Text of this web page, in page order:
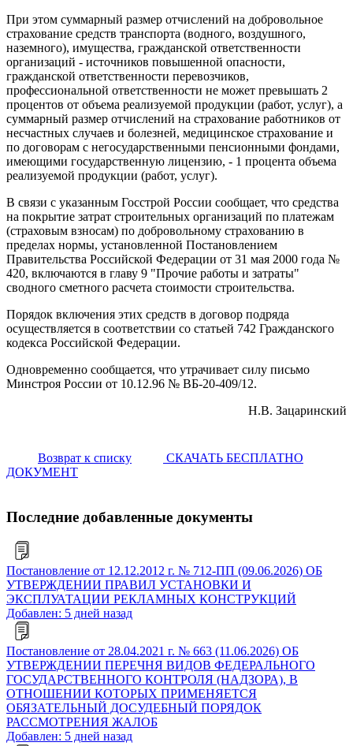
При этом суммарный размер отчислений на добровольное
страхование средств транспорта (водного, воздушного,
наземного), имущества, гражданской ответственности
организаций - источников повышенной опасности,
гражданской ответственности перевозчиков,
профессиональной ответственности не может превышать 2
процентов от объема реализуемой продукции (работ, услуг), а
суммарный размер отчислений на страхование работников от
несчастных случаев и болезней, медицинское страхование и
по договорам с негосударственными пенсионными фондами,
имеющими государственную лицензию, - 1 процента объема
реализуемой продукции (работ, услуг).
В связи с указанным Госстрой России сообщает, что средства
на покрытие затрат строительных организаций по платежам
(страховым взносам) по добровольному страхованию в
пределах нормы, установленной Постановлением
Правительства Российской Федерации от 31 мая 2000 года №
420, включаются в главу 9 "Прочие работы и затраты"
сводного сметного расчета стоимости строительства.
Порядок включения этих средств в договор подряда
осуществляется в соответствии со статьей 742 Гражданского
кодекса Российской Федерации.
Одновременно сообщается, что утрачивает силу письмо
Минстроя России от 10.12.96 № ВБ-20-409/12.
Н.В. Зацаринский
Возврат к списку
СКАЧАТЬ БЕСПЛАТНО
ДОКУМЕНТ
Последние добавленные документы
Постановление от 12.12.2012 г. № 712-ПП (09.06.2026) ОБ
УТВЕРЖДЕНИИ ПРАВИЛ УСТАНОВКИ И
ЭКСПЛУАТАЦИИ РЕКЛАМНЫХ КОНСТРУКЦИЙ
Добавлен: 5 дней назад
Постановление от 28.04.2021 г. № 663 (11.06.2026) ОБ
УТВЕРЖДЕНИИ ПЕРЕЧНЯ ВИДОВ ФЕДЕРАЛЬНОГО
ГОСУДАРСТВЕННОГО КОНТРОЛЯ (НАДЗОРА), В
ОТНОШЕНИИ КОТОРЫХ ПРИМЕНЯЕТСЯ
ОБЯЗАТЕЛЬНЫЙ ДОСУДЕБНЫЙ ПОРЯДОК
РАССМОТРЕНИЯ ЖАЛОБ
Добавлен: 5 дней назад